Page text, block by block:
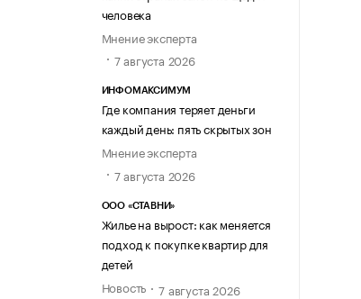
человека
Мнение эксперта
7 августа 2026
ИНФОМАКСИМУМ
Где компания теряет деньги
каждый день: пять скрытых зон
Мнение эксперта
7 августа 2026
ООО «СТАВНИ»
Жилье на вырост: как меняется
подход к покупке квартир для
детей
Новость
7 августа 2026